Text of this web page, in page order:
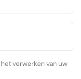
verwerken van uw